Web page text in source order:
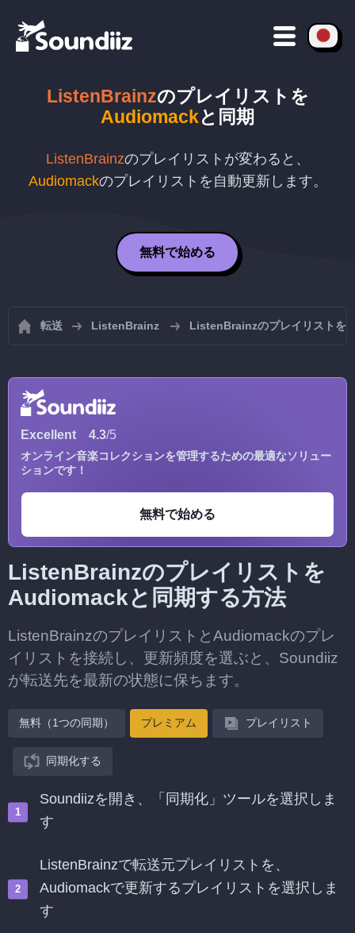
ListenBrainzのプレイリストを
Audiomackと同期
ListenBrainzのプレイリストが変わると、
Audiomackのプレイリストを自動更新します。
無料で始める
転送 ListenBrainz ListenBrainzのプレイリストを
Excellent 4.3/5
オンライン音楽コレクションを管理するための最適なソリュー
ションです！
無料で始める
ListenBrainzのプレイリストを
Audiomackと同期する方法
ListenBrainzのプレイリストとAudiomackのプレ
イリストを接続し、更新頻度を選ぶと、Soundiiz
が転送先を最新の状態に保ちます。
無料（1つの同期） プレミアム プレイリスト
同期化する
Soundiizを開き、「同期化」ツールを選択しま
す
ListenBrainzで転送元プレイリストを、
Audiomackで更新するプレイリストを選択しま
す